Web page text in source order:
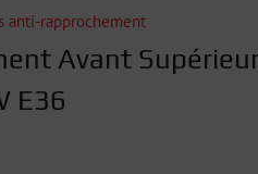
anti-rapprochement
Avant
E36